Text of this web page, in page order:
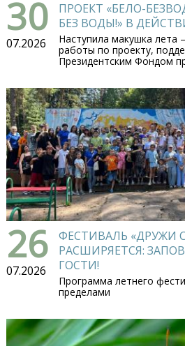
30
07.2026
ПРОЕКТ «БЕЛО-
БЕЗ ВОДЫ!» В
Наступила макушка лета
работы по проекту,
Президентским Фондом
26
07.2026
ФЕСТИВАЛЬ «ДРУЖИ
РАСШИРЯЕТСЯ:
ГОСТИ!
Программа летнего
пределами